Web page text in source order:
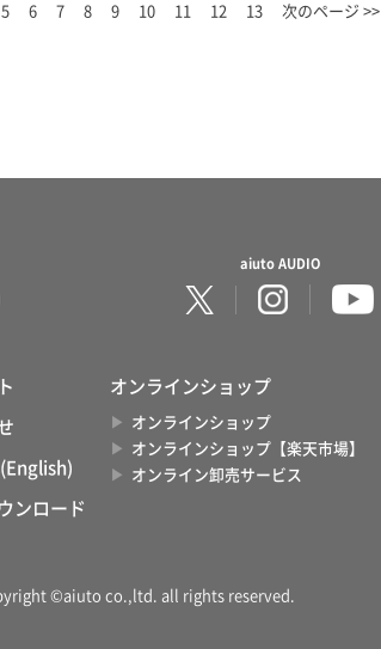
5 6 7 8 9 10 11 12 13 次のページ >>
aiuto AUDIO
ンロード
オンラインショップ
オンラインショップ
オンラインショップ【楽天市場】
オンライン卸売サービス
©aiuto co.,ltd. all rights reserved.